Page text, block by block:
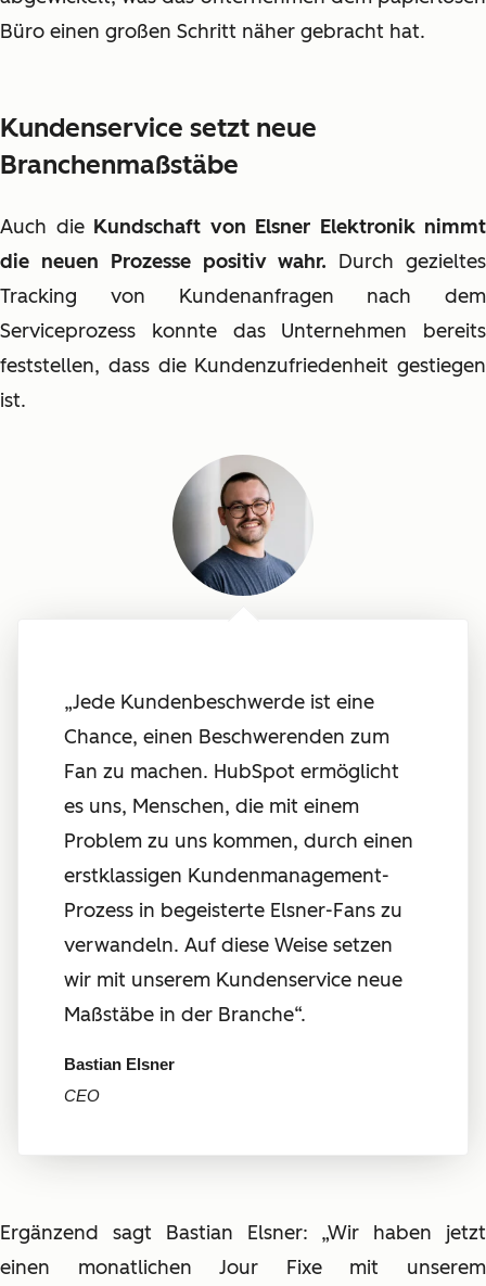
Büro einen großen Schritt näher gebracht hat.
Kundenservice setzt neue
Branchenmaßstäbe
Auch die Kundschaft von Elsner Elektronik nimmt
die neuen Prozesse positiv wahr. Durch gezieltes
Tracking von Kundenanfragen nach dem
Serviceprozess konnte das Unternehmen bereits
feststellen, dass die Kundenzufriedenheit gestiegen
ist.
„Jede Kundenbeschwerde ist eine
Chance, einen Beschwerenden zum
Fan zu machen. HubSpot ermöglicht
es uns, Menschen, die mit einem
Problem zu uns kommen, durch einen
erstklassigen Kundenmanagement-
Prozess in begeisterte Elsner-Fans zu
verwandeln. Auf diese Weise setzen
wir mit unserem Kundenservice neue
Maßstäbe in der Branche“.
Bastian Elsner
CEO
Ergänzend sagt Bastian Elsner: „Wir haben jetzt
einen monatlichen Jour Fixe mit unserem